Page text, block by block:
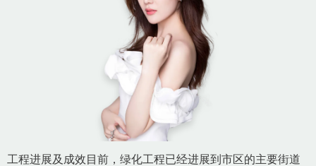
工程进展及成效目前，绿化工程已经进展到市区的主要街道